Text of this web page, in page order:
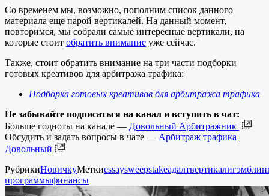
Со временем мы, возможно, пополним список данного
материала еще парой вертикалей. На данный момент,
повторимся, мы собрали самые интересные вертикали, на
которые стоит обратить внимание уже сейчас.
Также, стоит обратить внимание на три части подборки
готовых креативов для арбитража трафика:
Подборка готовых креативов для арбитража трафика
Не забывайте подписаться на канал и вступить в чат:
Больше годноты на канале — Довольный Арбитражник
Обсудить и задать вопросы в чате — Арбитраж трафика |
Довольный
РубрикиНовичкуМеткиessaysweepstakeадалтвертикали
программыфинансы